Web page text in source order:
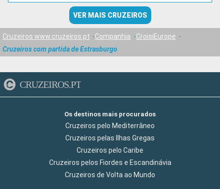
VER MAIS CRUZEIROS
Cruzeiros www.cruzeiros.pt Companhia
CroisiEurope
Cruzeiros com partida de Estrasburgo
CRUZEIROS.PT
Os destinos mais procurados
Cruzeiros pelo Mediterrâneo
Cruzeiros pelas Ilhas Gregas
Cruzeiros pelo Caribe
Cruzeiros pelos Fiordes e Escandinávia
Cruzeiros de Volta ao Mundo